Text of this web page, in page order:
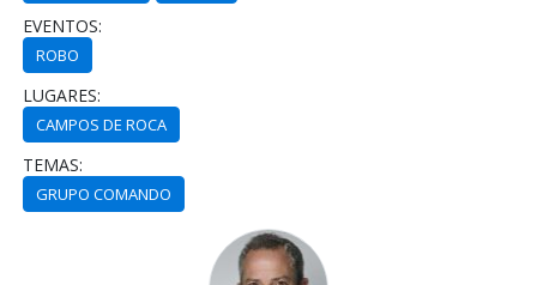
EVENTOS:
ROBO
LUGARES:
CAMPOS DE ROCA
TEMAS:
GRUPO COMANDO